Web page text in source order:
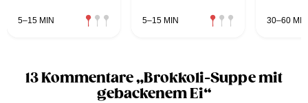
5–15 MIN 5–15 MIN 30–60 MIN
13 Kommentare „Brokkoli-Suppe mit
gebackenem Ei“